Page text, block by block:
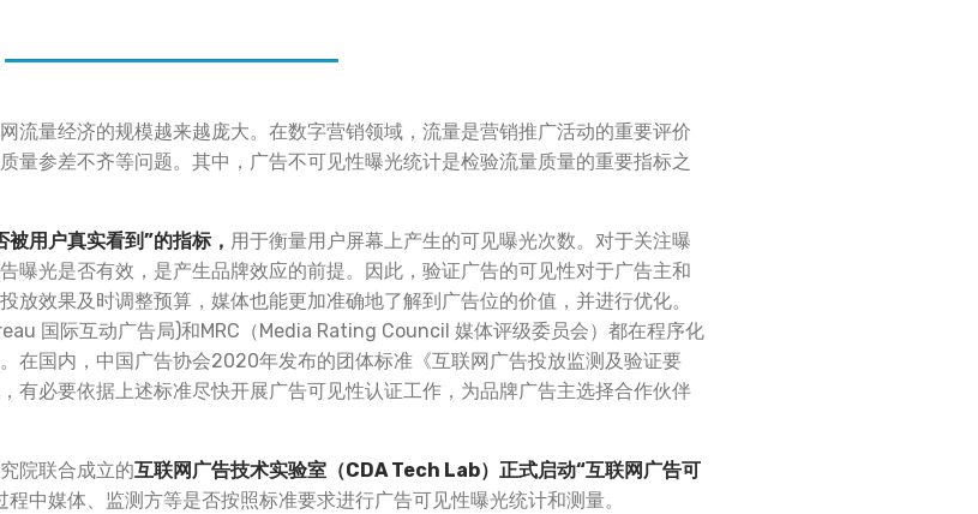
流量经济的规模越来越庞大。在数字营销领域，流量是营销推广活动的重要评价
量参差不齐等问题。其中，广告不可见性曝光统计是检验流量质量的重要指标之
被用户真实看到”的指标， 用于衡量用户屏幕上产生的可见曝光次数。对于关注曝
曝光是否有效，是产生品牌效应的前提。因此，验证广告的可见性对于广告主和
放效果及时调整预算，媒体也能更加准确地了解到广告位的价值，并进行优化。
国际互动广告局)和MRC（Media Rating Council 媒体评级委员会）都在程序化
在国内，中国广告协会2020年发布的团体标准《互联网广告投放监测及验证要
有必要依据上述标准尽快开展广告可见性认证工作，为品牌广告主选择合作伙伴
院联合成立的互联网广告技术实验室（CDA Tech Lab）正式启动“互联网广告可
中媒体、监测方等是否按照标准要求进行广告可见性曝光统计和测量。